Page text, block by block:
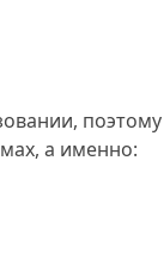
а именно: